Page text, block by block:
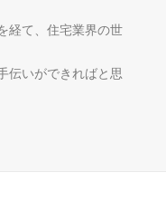
経て、住宅業界の世
伝いができればと思